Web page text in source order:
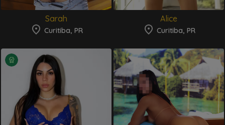
Sarah
Curitiba, PR
Alice
Curitiba, PR